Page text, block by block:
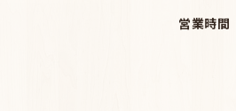
営業時間